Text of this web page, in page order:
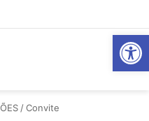
Abrir
da Água Tratada
/ Convite